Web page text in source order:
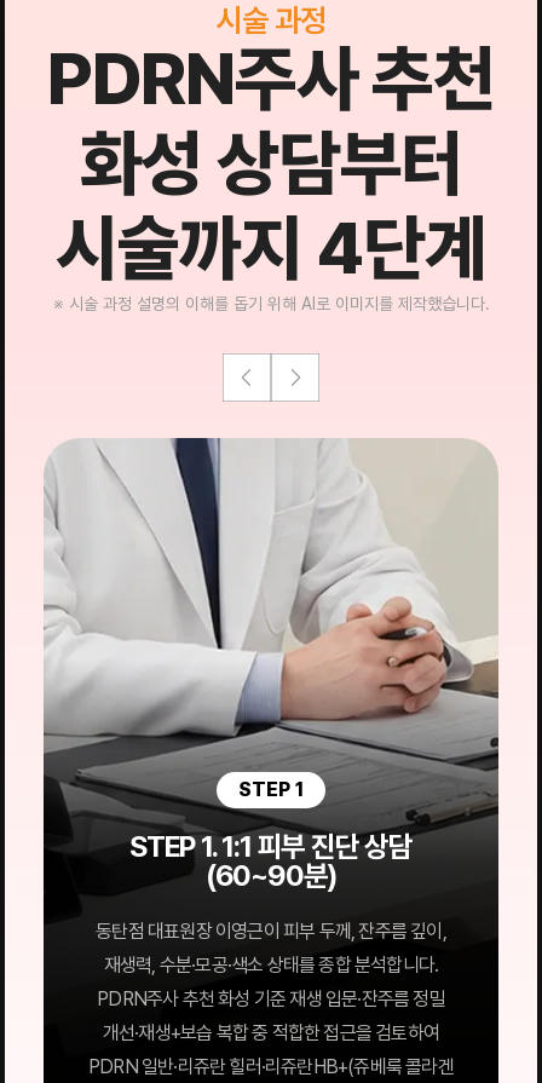
시술 과정
PDRN주사 추천
화성 상담부터
시술까지 4단계
※ 시술 과정 설명의 이해를 돕기 위해 AI로 이미지를 제작했습니다.
STEP 1
STEP 1. 1:1 피부 진단 상담
(60~90분)
동탄점 대표원장 이영근이 피부 두께, 잔주름 깊이,
재생력, 수분·모공·색소 상태를 종합 분석합니다.
PDRN주사 추천 화성 기준 재생 입문·잔주름 정밀
개선·재생+보습 복합 중 적합한 접근을 검토하여
PDRN 일반·리쥬란 힐러·리쥬란HB+(쥬베룩 콜라겐